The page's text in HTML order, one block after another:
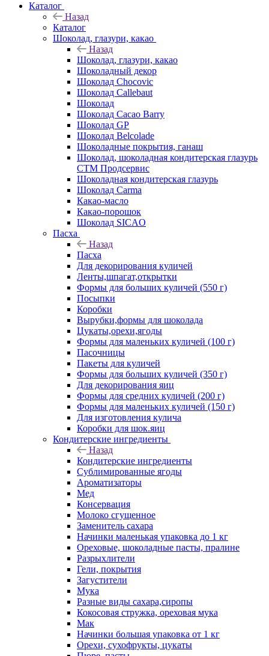
Каталог
Назад
Каталог
Шоколад, глазури, какао
Назад
Шоколад, глазури, какао
Шоколадный декор
Шоколад Chocovic
Шоколад Callebaut
Шоколад
Шоколад Cacao Barry
Шоколад GP
Шоколад Belcolade
Шоколадные покрытия, ганаш
Шоколад, шоколадная кондитерская глазурь
СТМ Продсервис
Шоколадная кондитерская глазурь
Шоколад Carma
Какао-масло
Какао-порошок
Шоколад SICAO
Пасха
Назад
Пасха
Для декорирования куличей
Ленты,шпагат,открытки
Формы для больших куличей (550 г)
Посыпки
Коробки
Вырубки,формы для шоколада
Цукаты,орехи,ягоды
Формы для маленьких куличей (100 г)
Пасочницы
Пакеты для куличей
Формы для больших куличей (350 г)
Для декорирования яиц
Формы для средних куличей (200 г)
Формы для маленьких куличей (150 г)
Для изготовления кулича
Коробки для шок.яиц
Кондитерские ингредиенты
Назад
Кондитерские ингредиенты
Сублимированные ягоды
Ароматизаторы
Мед
Консервация
Молоко сгущенное
Заменитель сахара
Начинки маленькая упаковка до 1 кг
Ореховые, шоколадные пасты, пралине
Разрыхлители
Гели, покрытия
Загустители
Мука
Разные виды сахара,сиропы
Кокосовая стружка, ореховая мука
Мак
Начинки большая упаковка от 1 кг
Орехи, сухофрукты, цукаты